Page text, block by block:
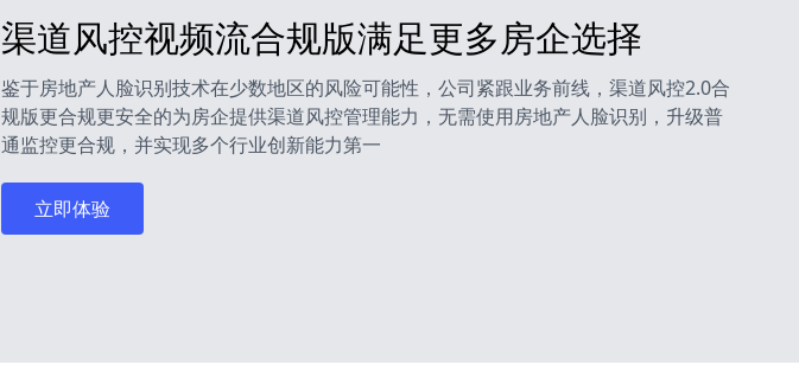
渠道风控视频流合规版满足更多房企选择
鉴于房地产人脸识别技术在少数地区的风险可能性，公司紧跟业务前线，渠道风控2.0合
规版更合规更安全的为房企提供渠道风控管理能力，无需使用房地产人脸识别，升级普
通监控更合规，并实现多个行业创新能力第一
立即体验